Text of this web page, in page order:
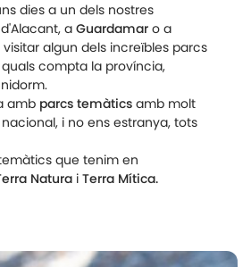
dies a un dels nostres
a Guardamar o a
visitar algun dels increïbles parcs
compta la província,
amb parcs temàtics amb molt
i no ens estranya, tots
que tenim en
Natura i Terra Mítica.